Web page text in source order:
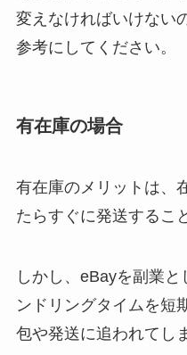
変えなければいけない
参考にしてください。
有在庫の場合
有在庫のメリットは、
たらすぐに発送するこ
しかし、eBayを副業
ンドリングタイムを短
包や発送に追われてし